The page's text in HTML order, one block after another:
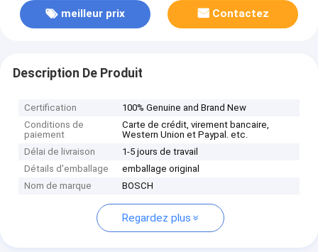
meilleur prix Contactez
Description De Produit
Certification
100% Genuine and Brand New
Conditions de
paiement
Carte de crédit, virement bancaire,
Western Union et Paypal. etc.
Délai de livraison
1-5 jours de travail
Détails d'emballage
emballage original
Nom de marque
BOSCH
Regardez plus